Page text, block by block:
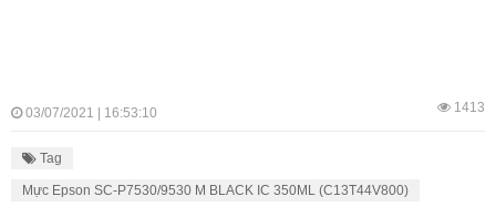
03/07/2021 | 16:53:10 1413
Tag
Mực Epson SC-P7530/9530 M BLACK IC 350ML (C13T44V800)